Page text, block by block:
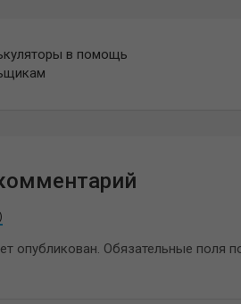
в помощь
опубликован. Обязательные поля